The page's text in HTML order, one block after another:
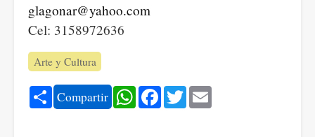
glagonar@yahoo.com
Cel: 3158972636
Arte y Cultura
Share
Compartir WhatsApp
Facebook
Twitter